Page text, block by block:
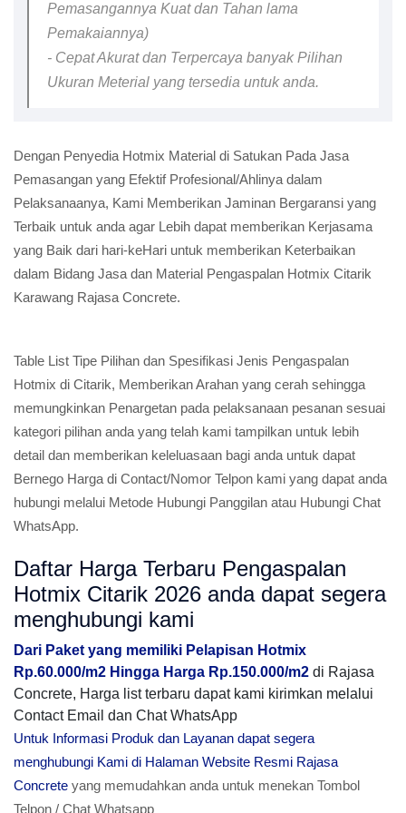
Pemasangannya Kuat dan Tahan lama
Pemakaiannya)
- Cepat Akurat dan Terpercaya banyak Pilihan
Ukuran Meterial yang tersedia untuk anda.
Dengan Penyedia Hotmix Material di Satukan Pada Jasa
Pemasangan yang Efektif Profesional/Ahlinya dalam
Pelaksanaanya, Kami Memberikan Jaminan Bergaransi yang
Terbaik untuk anda agar Lebih dapat memberikan Kerjasama
yang Baik dari hari-keHari untuk memberikan Keterbaikan
dalam Bidang Jasa dan Material Pengaspalan Hotmix Citarik
Karawang Rajasa Concrete.
Table List Tipe Pilihan dan Spesifikasi Jenis Pengaspalan
Hotmix di Citarik, Memberikan Arahan yang cerah sehingga
memungkinkan Penargetan pada pelaksanaan pesanan sesuai
kategori pilihan anda yang telah kami tampilkan untuk lebih
detail dan memberikan keleluasaan bagi anda untuk dapat
Bernego Harga di Contact/Nomor Telpon kami yang dapat anda
hubungi melalui Metode Hubungi Panggilan atau Hubungi Chat
WhatsApp.
Daftar Harga Terbaru Pengaspalan
Hotmix Citarik 2026 anda dapat segera
menghubungi kami
Dari Paket yang memiliki Pelapisan Hotmix
Rp.60.000/m2 Hingga Harga Rp.150.000/m2 di Rajasa
Concrete, Harga list terbaru dapat kami kirimkan melalui
Contact Email dan Chat WhatsApp
Untuk Informasi Produk dan Layanan dapat segera
menghubungi Kami di Halaman Website Resmi Rajasa
Concrete yang memudahkan anda untuk menekan Tombol
Telpon / Chat Whatsapp